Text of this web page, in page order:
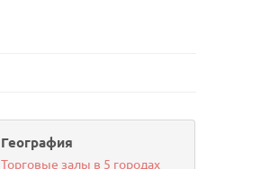
География
Торговые залы в 5 городах